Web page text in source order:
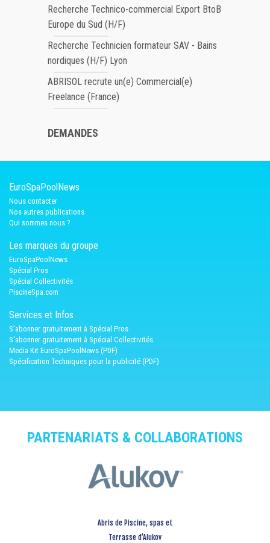
Recherche Technico-commercial Export BtoB
Europe du Sud (H/F)
Recherche Technicien formateur SAV - Bains
nordiques (H/F) Lyon
ABRISOL recrute un(e) Commercial(e)
Freelance (France)
DEMANDES
EuroSpaPoolNews
Nous contacter
Nos autres publications
Qui sommes nous ?
Les marques du groupe
EuroSpaPoolNews
Spécial Pros
Spécial Collectivités
PiscineSpa.com
Services et Infos
S'abonner gratuitement à Spécial Pros
S'abonner gratuitement à Spécial Collectivités
Media Kit EuroSpaPoolNews (PDF)
Spécification Techniques pour la publicité (PDF)
PARTENARIATS & COLLABORATIONS
Abris de Piscine, spas et
Terrasse d’Alukov